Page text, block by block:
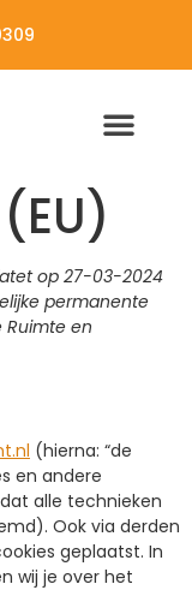
op 27-03-2024
permanente
Ruimte en
(hierna: “de
en andere
alle technieken
Ook via derden
geplaatst. In
wij je over het